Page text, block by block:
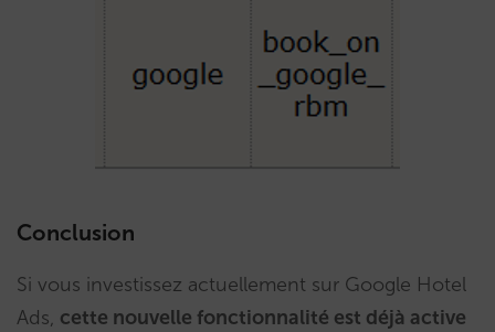
Conclusion
Si vous investissez actuellement sur Google Hotel
Ads, cette nouvelle fonctionnalité est déjà active